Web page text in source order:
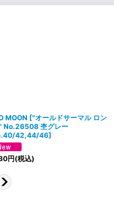
MOON ["オールドサーマル ロン
No.26508 杢グレー
42,44/46]
円(税込)